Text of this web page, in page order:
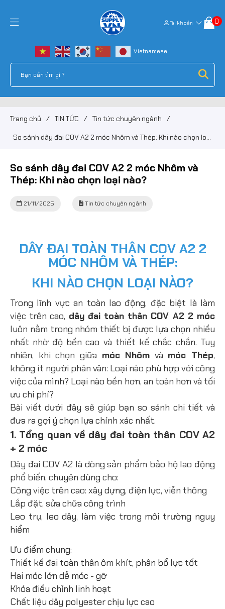
Tài khoản 0
Trang chủ / TIN TỨC / Tin tức chuyên ngành /
So sánh dây đai COV A2 2 móc Nhôm và Thép: Khi nào chọn loại
So sánh dây đai COV A2 2 móc Nhôm và
Thép: Khi nào chọn loại nào?
21/11/2025 Tin tức chuyên ngành
DÂY ĐAI TOÀN THÂN COV A2 2
MÓC NHÔM VÀ THÉP:
KHI NÀO CHỌN LOẠI NÀO?
Trong lĩnh vực an toàn lao động, đặc biệt là làm
việc trên cao, dây đai toàn thân COV A2 2 móc
luôn nằm trong nhóm thiết bị được lựa chọn nhiều
nhất nhờ độ bền cao và thiết kế chắc chắn. Tuy
nhiên, khi chọn giữa móc Nhôm và móc Thép,
không ít người phân vân: Loại nào phù hợp với công
việc của mình? Loại nào bền hơn, an toàn hơn và tối
ưu chi phí?
Bài viết dưới đây sẽ giúp bạn so sánh chi tiết và
đưa ra gợi ý chọn lựa chính xác nhất.
1. Tổng quan về dây đai toàn thân COV A2
+ 2 móc
Dây đai COV A2 là dòng sản phẩm bảo hộ lao động
phổ biến, chuyên dùng cho:
Công việc trên cao: xây dựng, điện lực, viễn thông
Lắp đặt, sửa chữa công trình
Leo trụ, leo dây, làm việc trong môi trường nguy
hiểm
Ưu điểm chung:
Thiết kế đai toàn thân ôm khít, phân bổ lực tốt
Hai móc lớn dễ móc - gỡ
Khóa điều chỉnh linh hoạt
Chất liệu dây polyester chịu lực cao